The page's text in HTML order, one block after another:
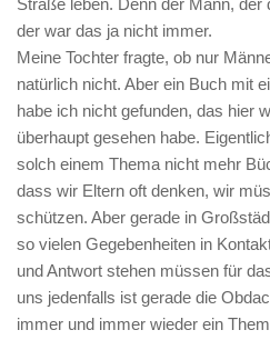
Straße leben. Denn der Mann, der
der war das ja nicht immer.
Meine Tochter fragte, ob nur
natürlich nicht. Aber ein Buch mit
habe ich nicht gefunden, das hier
überhaupt gesehen habe.
solch einem Thema nicht mehr
dass wir Eltern oft denken, wir
schützen. Aber gerade in
so vielen Gegebenheiten in
und Antwort stehen müssen für
uns jedenfalls ist gerade die
immer und immer wieder ein